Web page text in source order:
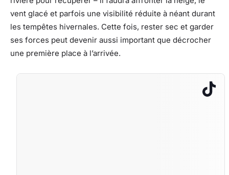
vent glacé et parfois une visibilité réduite à néant durant
les tempêtes hivernales. Cette fois, rester sec et garder
ses forces peut devenir aussi important que décrocher
une première place à l’arrivée.